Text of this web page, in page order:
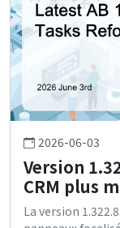
2026-06-03
Version
CRM plus
La version